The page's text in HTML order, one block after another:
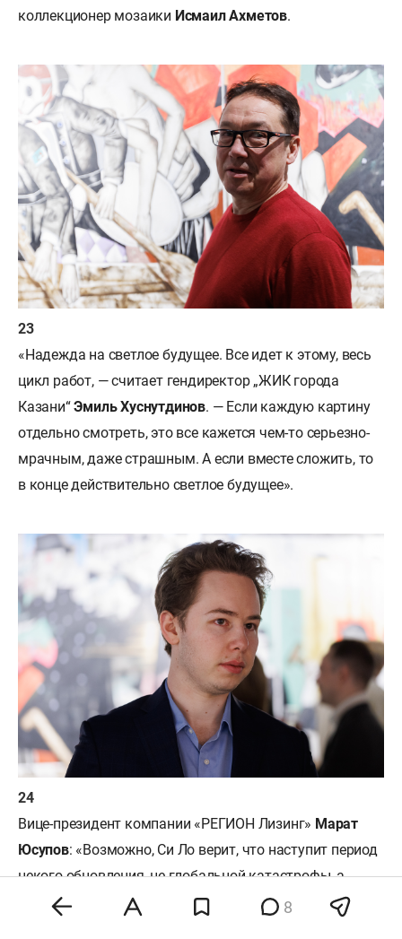
коллекционер мозаики Исмаил Ахметов.
«Надежда на светлое будущее. Все идет к этому, весь
цикл работ, — считает гендиректор „ЖИК города
Казани“Эмиль Хуснутдинов. — Если каждую картину
отдельно смотреть, это все кажется чем-то серьезно-
мрачным, даже страшным. А если вместе сложить, то
в конце действительно светлое будущее».
Вице-президент компании «РЕГИОН Лизинг» Марат
Юсупов: «Возможно, Си Ло верит, что наступит период
некого обновления, не глобальной катастрофы, а
просто в умах людей произойдет определенный сдвиг
8